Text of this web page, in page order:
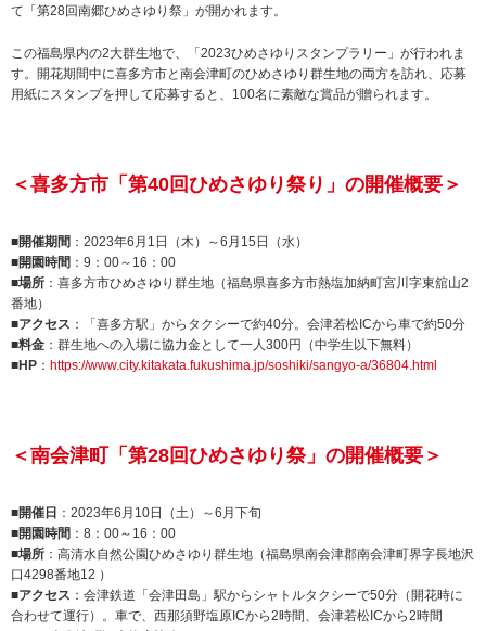
て「第28回南郷ひめさゆり祭」が開かれます。
この福島県内の2大群生地で、「2023ひめさゆりスタンプラリー」が行われま
す。開花期間中に喜多方市と南会津町のひめさゆり群生地の両方を訪れ、応募
用紙にスタンプを押して応募すると、100名に素敵な賞品が贈られます。
＜喜多方市「第40回ひめさゆり祭り」の開催概要＞
■開催期間 ：2023年6月1日（木）～6月15日（水）
■開園時間 ：9：00～16：00
■場所 ：喜多方市ひめさゆり群生地（福島県喜多方市熱塩加納町宮川字東舘山2
番地）
■アクセス ：「喜多方駅」からタクシーで約40分。会津若松ICから車で約50分
■料金 ：群生地への入場に協力金として一人300円（中学生以下無料）
■HP ： https://www.city.kitakata.fukushima.jp/soshiki/sangyo-a/36804.html
＜南会津町「第28回ひめさゆり祭」の開催概要＞
■開催日 ：2023年6月10日（土）～6月下旬
■開園時間 ：8：00～16：00
■場所 ：高清水自然公園ひめさゆり群生地（福島県南会津郡南会津町界字長地沢
口4298番地12 ）
■アクセス ：会津鉄道「会津田島」駅からシャトルタクシーで50分（開花時に
合わせて運行）。車で、西那須野塩原ICから2時間、会津若松ICから2時間